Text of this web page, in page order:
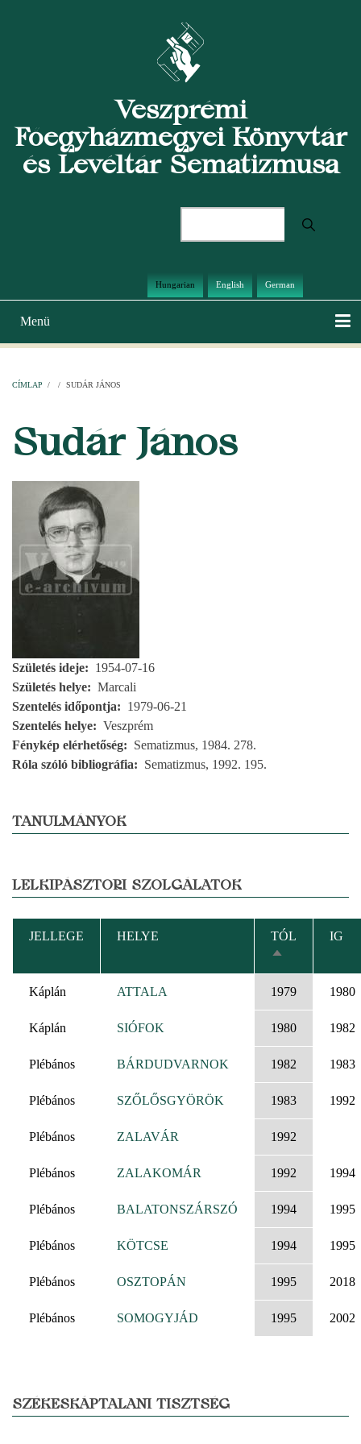
Veszprémi
Főegyházmegyei Könyvtár
és Levéltár Sematizmusa
Hungarian English German
Main
navigation
Menü
CÍMLAP / / SUDÁR JÁNOS
Sudár János
Születés ideje
1954-07-16
Születés helye
Marcali
Szentelés időpontja
1979-06-21
Szentelés helye
Veszprém
Fénykép elérhetőség
Sematizmus, 1984. 278.
Róla szóló bibliográfia
Sematizmus, 1992. 195.
TANULMÁNYOK
LELKIPÁSZTORI SZOLGÁLATOK
JELLEGE HELYE
TÓL
CSÖKKENŐ
RENDEZÉS
IG
Káplán ATTALA 1979 1980
Káplán SIÓFOK 1980 1982
Plébános BÁRDUDVARNOK 1982 1983
Plébános SZŐLŐSGYÖRÖK 1983 1992
Plébános ZALAVÁR 1992
Plébános ZALAKOMÁR 1992 1994
Plébános BALATONSZÁRSZÓ 1994 1995
Plébános KÖTCSE 1994 1995
Plébános OSZTOPÁN 1995 2018
Plébános SOMOGYJÁD 1995 2002
SZÉKESKÁPTALANI TISZTSÉG